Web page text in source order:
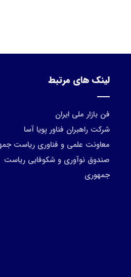
لینک های مرتبط
فن بازار ملی ایران
شرکت راهبران فناور پویا آسا
معاونت علمی و فناوری ریاست
صندوق نوآوری و شکوفایی ریاست
جمهوری